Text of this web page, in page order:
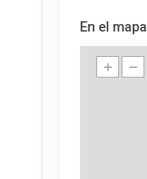
En el mapa